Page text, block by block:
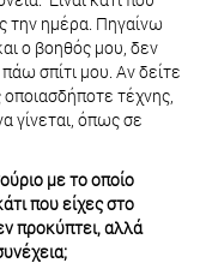
την ημέρα. Πηγαίνω
ο βοηθός μου, δεν
σπίτι μου. Αν δείτε
οποιασδήποτε τέχνης,
γίνεται, όπως σε
με το οποίο
που είχες στο
προκύπτει, αλλά